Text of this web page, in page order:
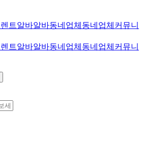
렌트알바알바동네업체 동네업체 커뮤니
렌트알바알바동네업체 동네업체 커뮤니